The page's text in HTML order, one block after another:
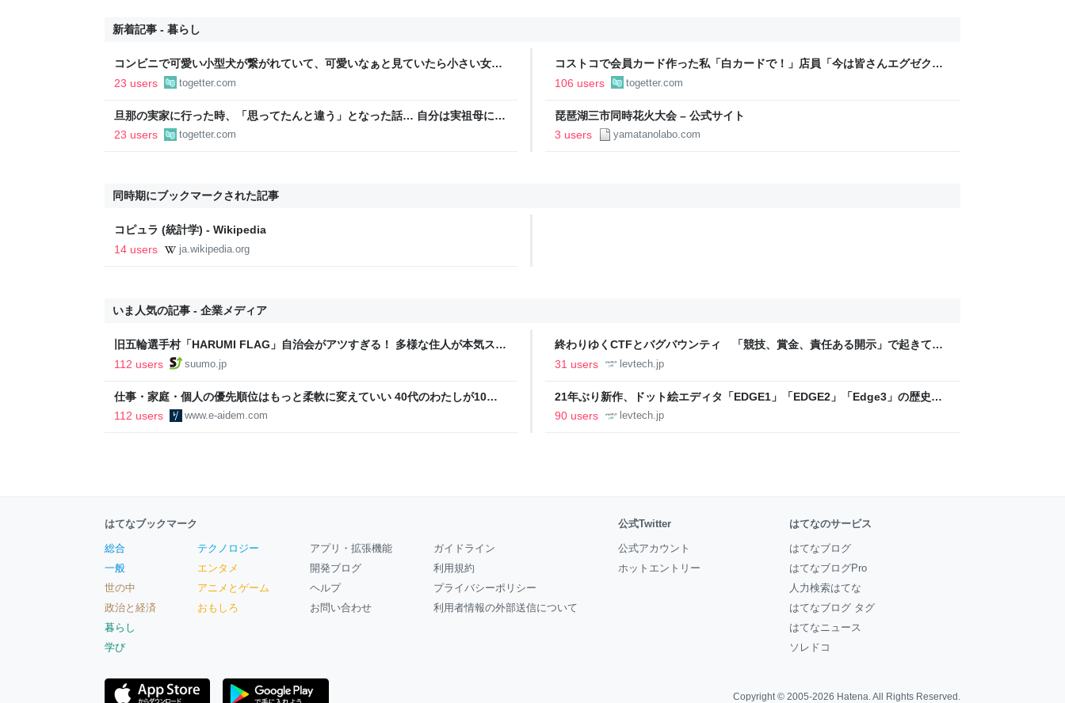
新着記事 - 暮らし
コンビニで可愛い小型犬が繋がれていて、可愛いなぁと見ていたら小さい女の
子連れの母親がやってきて、子供が「可愛い！欲しい！」と言うと「連れて帰
23 users togetter.com
コストコで会員カード作った私「白カードで！」店員「今は皆さんエグゼクテ
ィブカードしか作りませんけど？」→コストコのカード勧誘はやたら圧が強い
106 users togetter.com
旦那の実家に行った時、「思ってたんと違う」となった話… 自分は実祖母に
「嫁いだらお客様じゃないから。恥じぬようしっかり働け」と言われていたの
23 users togetter.com
琵琶湖三市同時花火大会 – 公式サイト
3 users
yamatanolabo.com
同時期にブックマークされた記事
コピュラ (統計学) - Wikipedia
14 users
ja.wikipedia.org
いま人気の記事 - 企業メディア
旧五輪選手村「HARUMI FLAG」自治会がアツすぎる！ 多様な住人が本気スキ
ルで挑む、盆踊り2万人集客や交通改善など“街の価値向上”戦略 東京・中央
112 users suumo.jp
終わりゆくCTFとバグバウンティ 「競技、賞金、責任ある開示」で起きてい
ること【フォーカス】 - レバテックLAB
31 users levtech.jp
仕事・家庭・個人の優先順位はもっと柔軟に変えていい 40代のわたしが10年
後の自分に伝えたいこと - りっすん by イーアイデム
112 users www.e-aidem.com
21年ぶり新作、ドット絵エディタ「EDGE1」「EDGE2」「Edge3」の歴史に
ついて作者に聞く【フォーカス】 - レバテックLAB
90 users levtech.jp
はてなブックマーク
総合
一般
世の中
政治と経済
暮らし
学び
テクノロジー
エンタメ
アニメとゲーム
おもしろ
アプリ・拡張機能
開発ブログ
ヘルプ
お問い合わせ
ガイドライン
利用規約
プライバシーポリシー
利用者情報の外部送信について
公式Twitter
公式アカウント
ホットエントリー
はてなのサービス
はてなブログ
はてなブログPro
人力検索はてな
はてなブログ タグ
はてなニュース
ソレドコ
Copyright © 2005-2026 Hatena. All Rights Reserved.